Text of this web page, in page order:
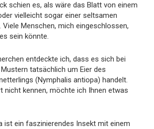
schien es, als wäre das Blatt von einem
vielleicht sogar einer seltsamen
Viele Menschen, mich eingeschlossen,
sein könnte.
entdeckte ich, dass es sich bei
tatsächlich um Eier des
(Nymphalis antiopa) handelt.
nicht kennen, möchte ich Ihnen etwas
ist ein faszinierendes Insekt mit einem